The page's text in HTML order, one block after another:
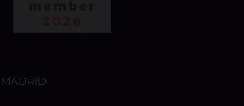
MADRID